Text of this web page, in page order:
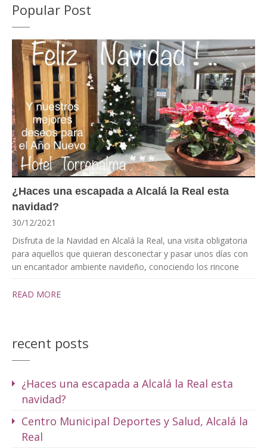
Popular Post
¿Haces una escapada a Alcalá la Real esta
navidad?
30/12/2021
Disfruta de la Navidad en Alcalá la Real, una visita obligatoria
para aquellos que quieran desconectar y pasar unos días con
un encantador ambiente navideño, conociendo los rincone
READ MORE
recent posts
¿Haces una escapada a Alcalá la Real esta
navidad?
Centro Municipal Deportes y Salud, Alcalá la
Real